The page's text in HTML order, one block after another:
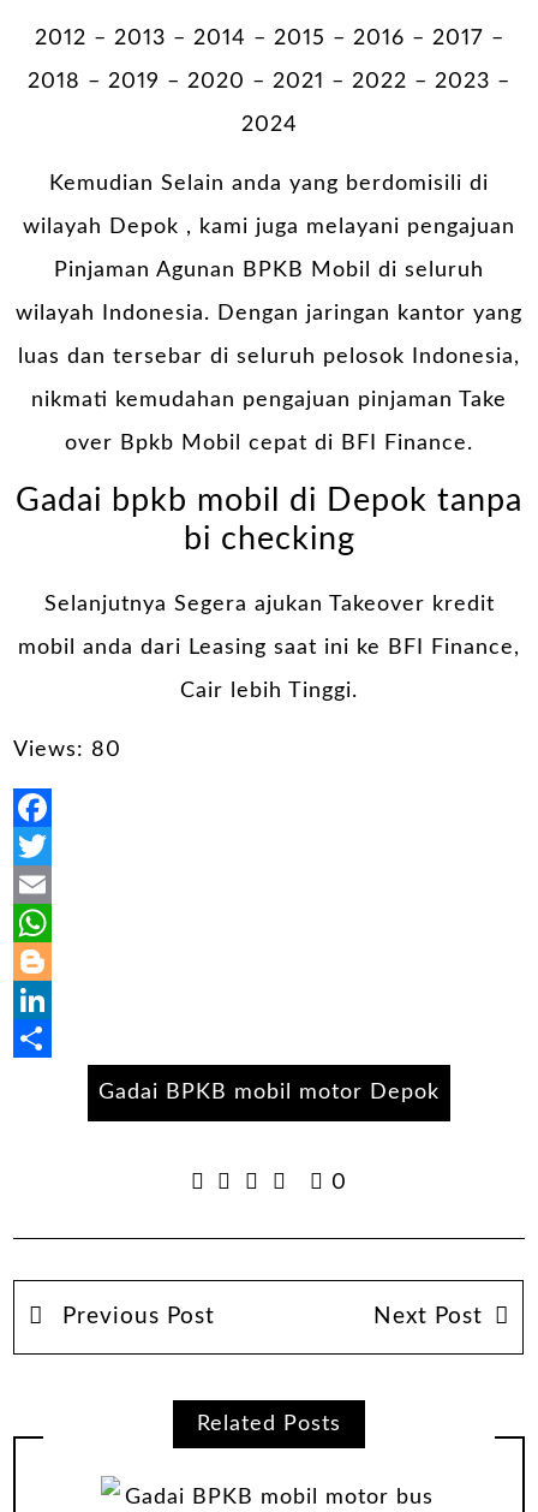
2012 – 2013 – 2014 – 2015 – 2016 – 2017 –
2018 – 2019 – 2020 – 2021 – 2022 – 2023 –
2024
Kemudian Selain anda yang berdomisili di
wilayah Depok , kami juga melayani pengajuan
Pinjaman Agunan BPKB Mobil di seluruh
wilayah Indonesia. Dengan jaringan kantor yang
luas dan tersebar di seluruh pelosok Indonesia,
nikmati kemudahan pengajuan pinjaman Take
over Bpkb Mobil cepat di BFI Finance.
Gadai bpkb mobil di Depok tanpa
bi checking
Selanjutnya Segera ajukan Takeover kredit
mobil anda dari Leasing saat ini ke BFI Finance,
Cair lebih Tinggi.
Views: 80
Facebook
Twitter
Email
WhatsApp
Blogger
LinkedIn
Gadai BPKB mobil motor Depok
0
Previous Post Next Post
Related Posts